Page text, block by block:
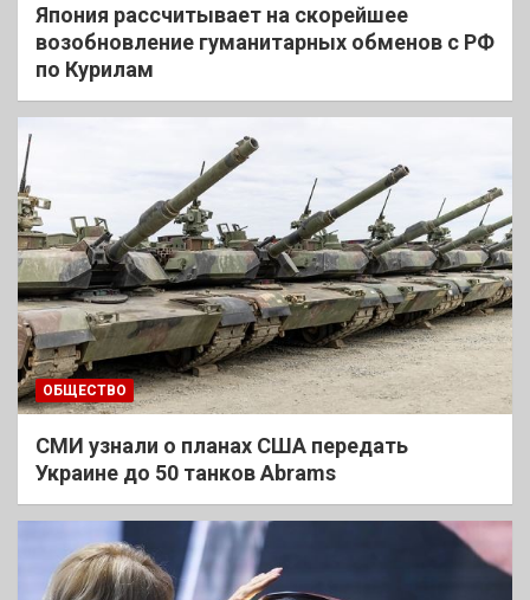
Япония рассчитывает на скорейшее
возобновление гуманитарных обменов с РФ
по Курилам
ОБЩЕСТВО
СМИ узнали о планах США передать
Украине до 50 танков Abrams